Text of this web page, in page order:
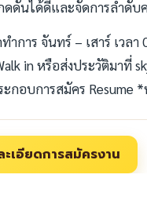
ดดันได้ดีและจัดการลำดับ
ำการ จันทร์ – เสาร์ เวล
in หรือส่งประวัติมาที่
ะกอบการสมัคร Resume